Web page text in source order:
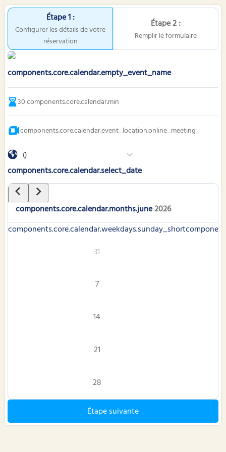
Étape 1 :
Configurer les détails de votre
réservation
Étape 2 :
Remplir le formulaire
components.core.calendar.empty_event_name
30components.core.calendar.min
components.core.calendar.event_location.online_meeting
()
components.core.calendar.select_date
components.core.calendar.months.june2026
components.core.calendar.weekdays.sunday_short
31
7
14
21
28
Étape suivante